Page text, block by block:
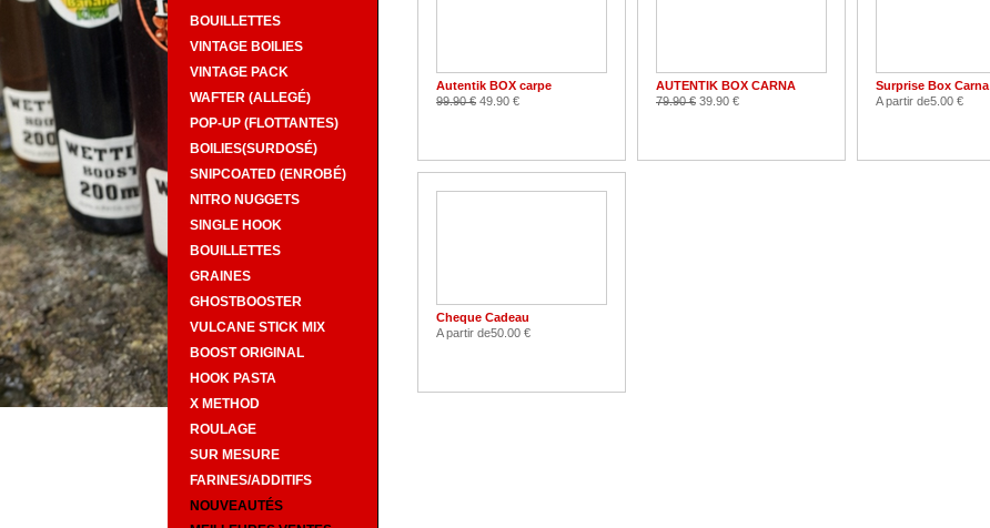
BOUILLETTES
VINTAGE BOILIES
VINTAGE PACK
WAFTER (ALLEGÉ)
POP-UP (FLOTTANTES)
BOILIES(SURDOSÉ)
SNIPCOATED (ENROBÉ)
NITRO NUGGETS
SINGLE HOOK
BOUILLETTES
GRAINES
GHOSTBOOSTER
VULCANE STICK MIX
BOOST ORIGINAL
HOOK PASTA
X METHOD
ROULAGE
SUR MESURE
FARINES/ADDITIFS
NOUVEAUTÉS
Autentik BOX carpe
99.90 € 49.90 €
AUTENTIK BOX CARNA
79.90 € 39.90 €
Surprise Box Carna
A partir de5.00 €
Cheque Cadeau
A partir de50.00 €